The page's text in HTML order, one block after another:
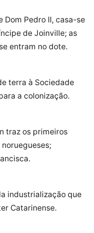
Dom Pedro II, casa-se
de Joinville; as
entram no dote.
terra à Sociedade
a colonização.
traz os primeiros
industrialização que
Catarinense.